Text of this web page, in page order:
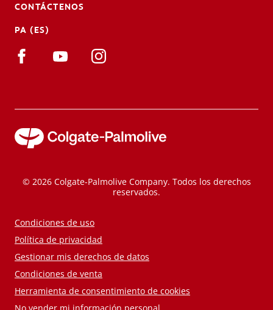
CONTÁCTENOS
PA (ES)
© 2026 Colgate-Palmolive Company. Todos los derechos
reservados.
Condiciones de uso
Política de privacidad
Gestionar mis derechos de datos
Condiciones de venta
Herramienta de consentimiento de cookies